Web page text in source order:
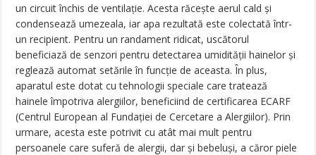
un circuit închis de ventilație. Acesta răcește aerul cald și
condensează umezeala, iar apa rezultată este colectată într-
un recipient. Pentru un randament ridicat, uscătorul
beneficiază de senzori pentru detectarea umidității hainelor și
reglează automat setările în funcție de aceasta. În plus,
aparatul este dotat cu tehnologii speciale care tratează
hainele împotriva alergiilor, beneficiind de certificarea ECARF
(Centrul European al Fundației de Cercetare a Alergiilor). Prin
urmare, acesta este potrivit cu atât mai mult pentru
persoanele care suferă de alergii, dar și bebeluși, a căror piele